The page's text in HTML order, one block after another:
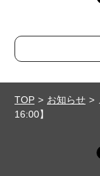
TOP お知らせ
16:00】